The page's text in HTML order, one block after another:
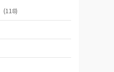
(118)